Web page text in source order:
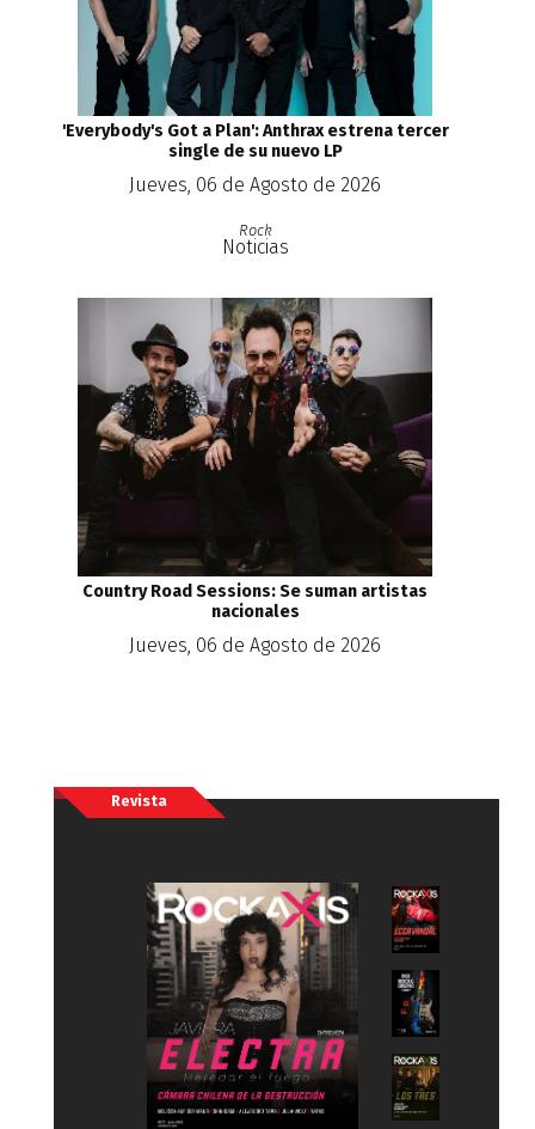
'Everybody's Got a Plan': Anthrax estrena tercer
single de su nuevo LP
Jueves, 06 de Agosto de 2026
Rock
Noticias
Country Road Sessions: Se suman artistas
nacionales
Jueves, 06 de Agosto de 2026
Revista